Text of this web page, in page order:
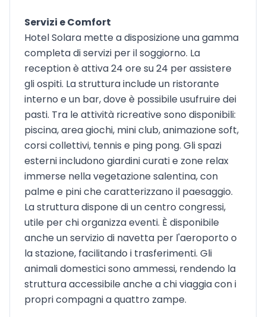
Servizi e Comfort
Hotel Solara mette a disposizione una gamma
completa di servizi per il soggiorno. La
reception è attiva 24 ore su 24 per assistere
gli ospiti. La struttura include un ristorante
interno e un bar, dove è possibile usufruire dei
pasti. Tra le attività ricreative sono disponibili:
piscina, area giochi, mini club, animazione soft,
corsi collettivi, tennis e ping pong. Gli spazi
esterni includono giardini curati e zone relax
immerse nella vegetazione salentina, con
palme e pini che caratterizzano il paesaggio.
La struttura dispone di un centro congressi,
utile per chi organizza eventi. È disponibile
anche un servizio di navetta per l'aeroporto o
la stazione, facilitando i trasferimenti. Gli
animali domestici sono ammessi, rendendo la
struttura accessibile anche a chi viaggia con i
propri compagni a quattro zampe.